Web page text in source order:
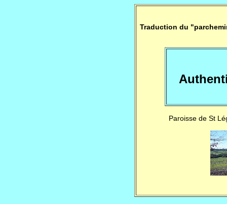
Traduction du
Paroisse de St